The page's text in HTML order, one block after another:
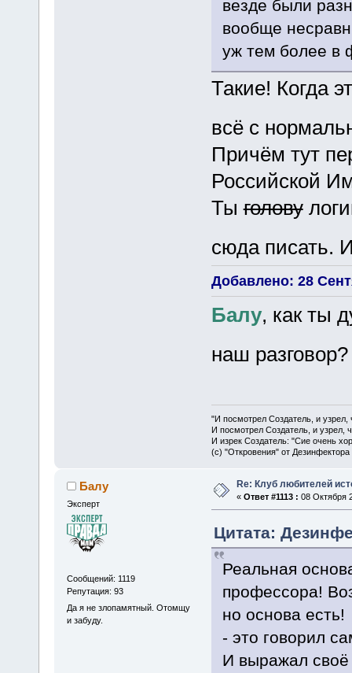
везде были
вообще
уж тем более в
Такие! Когда
всё с
Причём тут
Российской
Тыголову
сюда писать.
Добавлено: 28
Балу, как ты
наш
"И посмотрел Создатель, и
И посмотрел Создатель, и узрел,
И изрек Создатель: "Сие очень
(с) "Откровения" от Дезинфектора
Балу
Эксперт
Сообщений: 1119
Репутация: 93
Да я не злопамятный. Отомщу
и забуду.
Re: Клуб любителей
« Ответ #1113 : 08 Октября
Цитата:
Реальная
профессора!
но основа
- это говорил
И выражал